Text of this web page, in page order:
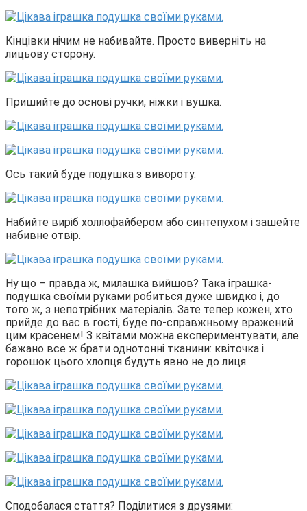
Кінцівки нічим не набивайте. Просто виверніть на
лицьову сторону.
Пришийте до основі ручки, ніжки і вушка.
Ось такий буде подушка з вивороту.
Набийте виріб холлофайбером або синтепухом і зашейте
набивне отвір.
Ну що – правда ж, милашка вийшов? Така іграшка-
подушка своїми руками робиться дуже швидко і, до
того ж, з непотрібних матеріалів. Зате тепер кожен, хто
прийде до вас в гості, буде по-справжньому вражений
цим красенем! З квітами можна експериментувати, але
бажано все ж брати однотонні тканини: квіточка і
горошок цього хлопця будуть явно не до лиця.
Сподобалася стаття? Поділитися з друзями: